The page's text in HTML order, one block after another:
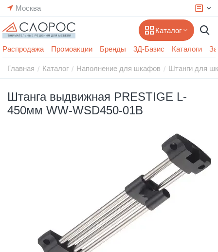
Москва
Каталог
Распродажа Промоакции Бренды 3Д-Базис Каталоги
Главная / Каталог / Наполнение для шкафов / Штанги для
Штанга выдвижная PRESTIGE L-
450мм WW-WSD450-01B